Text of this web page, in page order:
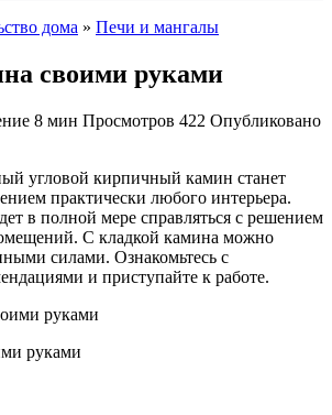
дома » Печи и мангалы
своими руками
8 мин Просмотров 422 Опубликовано
угловой кирпичный камин станет
практически любого интерьера.
в полной мере справляться с решением
С кладкой камина можно
силами. Ознакомьтесь с
и приступайте к работе.
руками